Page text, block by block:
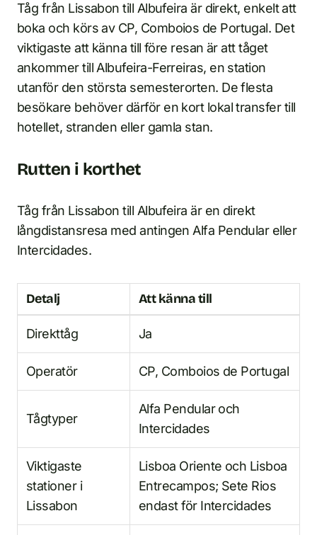
Tåg från Lissabon till Albufeira är direkt, enkelt att
boka och körs av CP, Comboios de Portugal. Det
viktigaste att känna till före resan är att tåget
ankommer till Albufeira-Ferreiras, en station
utanför den största semesterorten. De flesta
besökare behöver därför en kort lokal transfer till
hotellet, stranden eller gamla stan.
Rutten i korthet
Tåg från Lissabon till Albufeira är en direkt
långdistansresa med antingen Alfa Pendular eller
Intercidades.
Detalj Att känna till
Direkttåg Ja
Operatör CP, Comboios de Portugal
Tågtyper
Alfa Pendular och
Intercidades
Viktigaste
stationer i
Lissabon
Lisboa Oriente och Lisboa
Entrecampos; Sete Rios
endast för Intercidades